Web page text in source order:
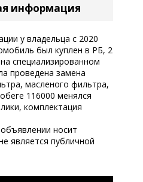
информация
у владельца с 2020
был куплен в РБ, 2
специализированном
проведена замена
масленого фильтра,
116000 менялся
комплектация
носит
является публичной